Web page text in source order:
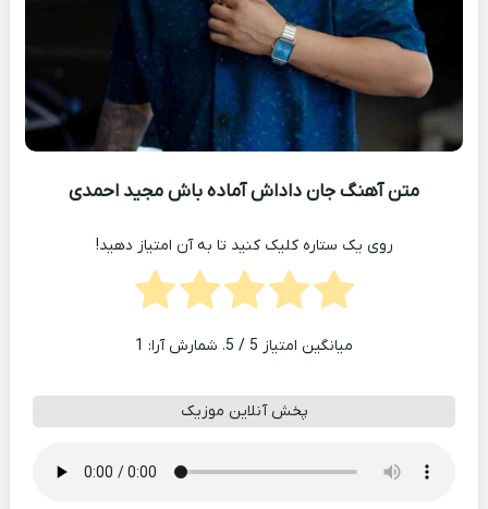
متن آهنگ جان داداش آماده باش مجید احمدی
روی یک ستاره کلیک کنید تا به آن امتیاز دهید!
میانگین امتیاز 5 / 5. شمارش آرا: 1
پخش آنلاین موزیک